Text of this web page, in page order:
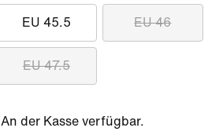
EU 45.5 EU 46
EU 47.5
Klarna
An der Kasse verfügbar.